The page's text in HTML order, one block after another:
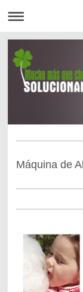
Máquina de